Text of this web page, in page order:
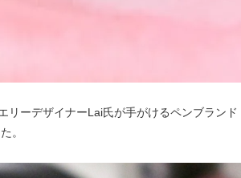
リーデザイナーLai氏が手がけるペンブラン
。